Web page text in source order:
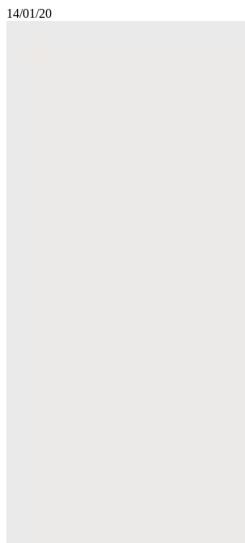
14/01/20